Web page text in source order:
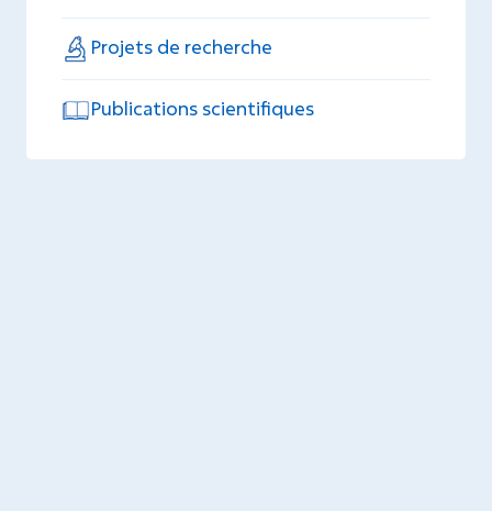
Projets de recherche
Publications scientifiques